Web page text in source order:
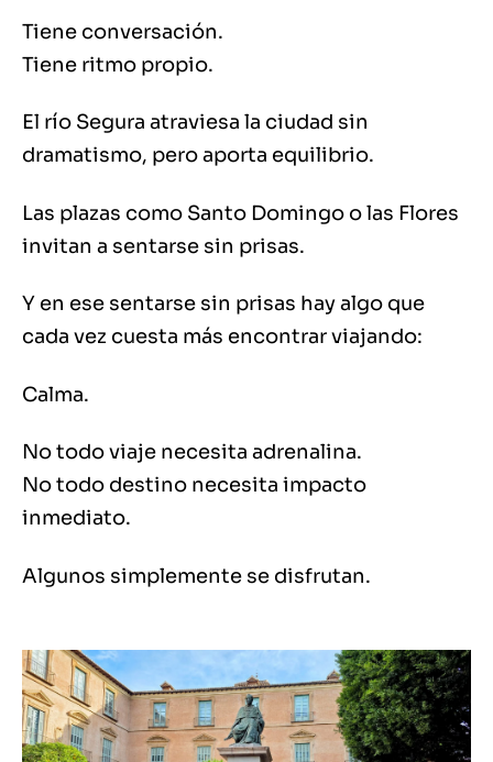
Tiene conversación.
Tiene ritmo propio.
El río Segura atraviesa la ciudad sin
dramatismo, pero aporta equilibrio.
Las plazas como Santo Domingo o las Flores
invitan a sentarse sin prisas.
Y en ese sentarse sin prisas hay algo que
cada vez cuesta más encontrar viajando:
Calma.
No todo viaje necesita adrenalina.
No todo destino necesita impacto
inmediato.
Algunos simplemente se disfrutan.